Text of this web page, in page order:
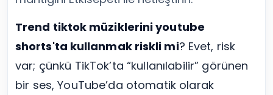
Facebook Takipçi Satın Al
Facebook Yorum Satın Al
Facebook Video İzlenme Satın Al
Tümünü Gör
Trend tiktok müziklerini youtube
shorts'ta kullanmak riskli mi? Evet, risk
var; çünkü TikTok’ta “kullanılabilir” görünen
bir ses, YouTube’da otomatik olarak